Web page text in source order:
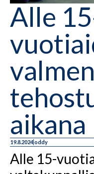
Alle
aikana
19.8.2024oddy
Alle 15-